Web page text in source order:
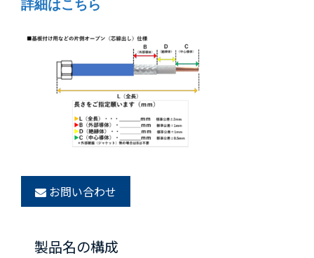
詳細はこちら
お問い合わせ
製品名の構成